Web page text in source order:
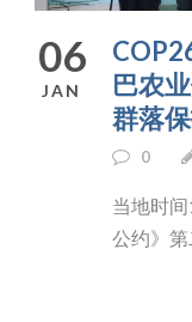
06
JAN
巴农
群落
0
当地时
公约》